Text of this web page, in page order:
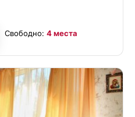
Свободно: 4 места